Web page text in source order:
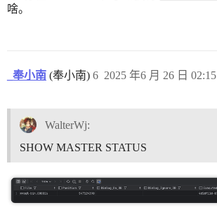
啥。
_奉小南 (奉小南) 2025 年6 月 26 日 02:15
6
WalterWj:
SHOW MASTER STATUS